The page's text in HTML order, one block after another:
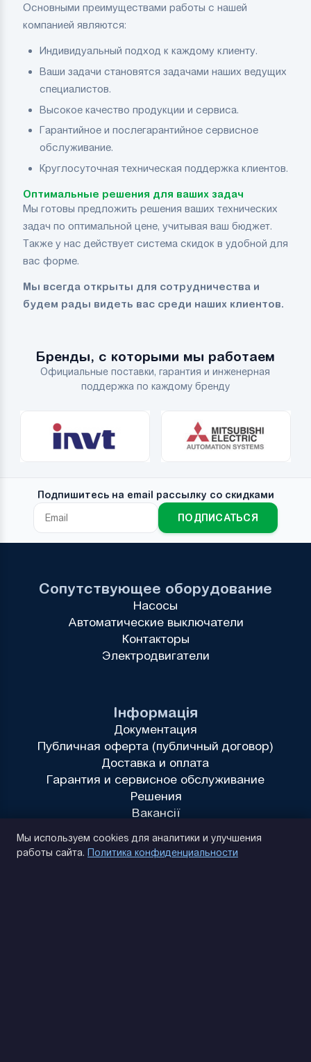
Основными преимуществами работы с нашей
компанией являются:
Индивидуальный подход к каждому клиенту.
Ваши задачи становятся задачами наших ведущих
специалистов.
Высокое качество продукции и сервиса.
Гарантийное и послегарантийное сервисное
обслуживание.
Круглосуточная техническая поддержка клиентов.
Оптимальные решения для ваших задач
Мы готовы предложить решения ваших технических
задач по оптимальной цене, учитывая ваш бюджет.
Также у нас действует система скидок в удобной для
вас форме.
Мы всегда открыты для сотрудничества и
будем рады видеть вас среди наших клиентов.
Бренды, с которыми мы работаем
Официальные поставки, гарантия и инженерная
поддержка по каждому бренду
Подпишитесь на email рассылку со скидками
ПОДПИСАТЬСЯ
Інформація
Документация
Публичная оферта (публичный договор)
Доставка и оплата
Гарантия и сервисное обслуживание
Решения
Вакансії
Сопутствующее оборудование
Насосы
Автоматические выключатели
Контакторы
Электродвигатели
Мы используем cookies для аналитики и улучшения
работы сайта. Политика конфиденциальности